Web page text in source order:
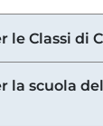
le Classi di
la scuola